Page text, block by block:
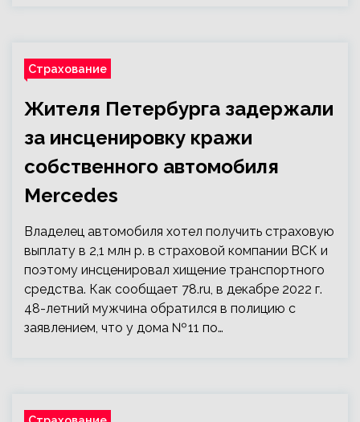
Страхование
Жителя Петербурга задержали
за инсценировку кражи
собственного автомобиля
Mercedes
Владелец автомобиля хотел получить страховую
выплату в 2,1 млн р. в страховой компании ВСК и
поэтому инсценировал хищение транспортного
средства. Как сообщает 78.ru, в декабре 2022 г.
48-летний мужчина обратился в полицию с
заявлением, что у дома № 11 по…